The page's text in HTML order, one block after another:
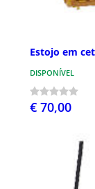
Estojo em
DISPONÍVEL
€ 70,00